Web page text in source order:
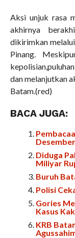
Aksi unjuk rasa
akhirnya
dikirimkan
Pinang.
dan melanjutkan
Batam.(red)
BACA JUGA:
Diduga
Miliyar
Buruh
Polisi
Gories
Kasus
KRB